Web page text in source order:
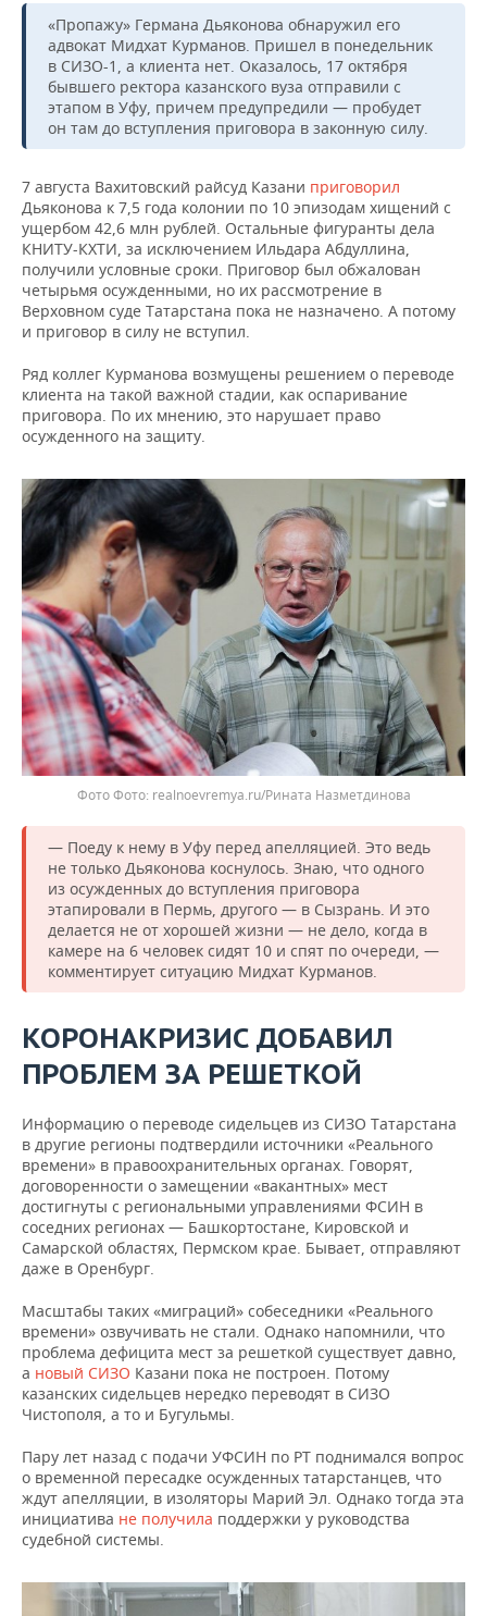
«Пропажу» Германа Дьяконова обнаружил его
адвокат Мидхат Курманов. Пришел в понедельник
в СИЗО-1, а клиента нет. Оказалось, 17 октября
бывшего ректора казанского вуза отправили с
этапом в Уфу, причем предупредили — пробудет
он там до вступления приговора в законную силу.
7 августа Вахитовский райсуд Казани приговорил
Дьяконова к 7,5 года колонии по 10 эпизодам хищений с
ущербом 42,6 млн рублей. Остальные фигуранты дела
КНИТУ-КХТИ, за исключением Ильдара Абдуллина,
получили условные сроки. Приговор был обжалован
четырьмя осужденными, но их рассмотрение в
Верховном суде Татарстана пока не назначено. А потому
и приговор в силу не вступил.
Ряд коллег Курманова возмущены решением о переводе
клиента на такой важной стадии, как оспаривание
приговора. По их мнению, это нарушает право
осужденного на защиту.
Фото realnoevremya.ru/Рината Назметдинова
— Поеду к нему в Уфу перед апелляцией. Это ведь
не только Дьяконова коснулось. Знаю, что одного
из осужденных до вступления приговора
этапировали в Пермь, другого — в Сызрань. И это
делается не от хорошей жизни — не дело, когда в
камере на 6 человек сидят 10 и спят по очереди, —
комментирует ситуацию Мидхат Курманов.
КОРОНАКРИЗИС ДОБАВИЛ
ПРОБЛЕМ ЗА РЕШЕТКОЙ
Информацию о переводе сидельцев из СИЗО Татарстана
в другие регионы подтвердили источники «Реального
времени» в правоохранительных органах. Говорят,
договоренности о замещении «вакантных» мест
достигнуты с региональными управлениями ФСИН в
соседних регионах — Башкортостане, Кировской и
Самарской областях, Пермском крае. Бывает, отправляют
даже в Оренбург.
Масштабы таких «миграций» собеседники «Реального
времени» озвучивать не стали. Однако напомнили, что
проблема дефицита мест за решеткой существует давно,
а новый СИЗО Казани пока не построен. Потому
казанских сидельцев нередко переводят в СИЗО
Чистополя, а то и Бугульмы.
Пару лет назад с подачи УФСИН по РТ поднимался вопрос
о временной пересадке осужденных татарстанцев, что
ждут апелляции, в изоляторы Марий Эл. Однако тогда эта
инициатива не получила поддержки у руководства
судебной системы.